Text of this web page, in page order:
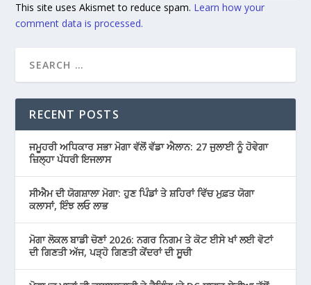
This site uses Akismet to reduce spam. Learn how your
comment data is processed.
RECENT POSTS
ਜਮੂਹਰੀ ਅਧਿਕਾਰ ਸਭਾ ਮੋਗਾ ਵੱਲੋਂ ਵੱਡਾ ਐਲਾਨ: 27 ਜੁਲਾਈ ਨੂੰ ਹੋਵੇਗਾ
ਜ਼ਿਲ੍ਹਾ ਪੱਧਰੀ ਇਜਲਾਸ
ਸੀਐਮ ਦੀ ਯੋਗਸ਼ਾਲਾ ਮੋਗਾ: ਹੁਣ ਪਿੰਡਾਂ ਤੇ ਸ਼ਹਿਰਾਂ ਵਿੱਚ ਮੁਫ਼ਤ ਯੋਗਾ
ਕਲਾਸਾਂ, ਇੰਝ ਲਓ ਲਾਭ
ਮੋਗਾ ਲੋਕਲ ਬਾਡੀ ਚੋਣਾਂ 2026: ਨਗਰ ਨਿਗਮ ਤੇ ਕੋਟ ਈਸੇ ਖਾਂ ਲਈ ਵੋਟਾਂ
ਦੀ ਗਿਣਤੀ ਅੱਜ, ਪੜ੍ਹੋ ਗਿਣਤੀ ਕੇਂਦਰਾਂ ਦੀ ਸੂਚੀ